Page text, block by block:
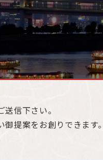
信下さい。
御提案をお創りできます